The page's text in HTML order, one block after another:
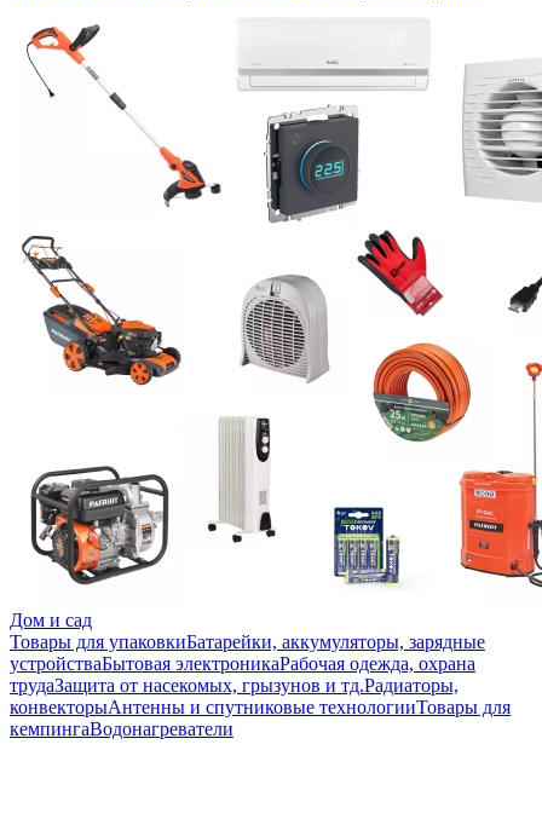
Дом и сад
Товары для упаковкиБатарейки, аккумуляторы, зарядные
устройстваБытовая электроникаРабочая одежда, охрана
трудаЗащита от насекомых, грызунов и тд.Радиаторы,
конвекторыАнтенны и спутниковые технологииТовары для
кемпингаВодонагреватели